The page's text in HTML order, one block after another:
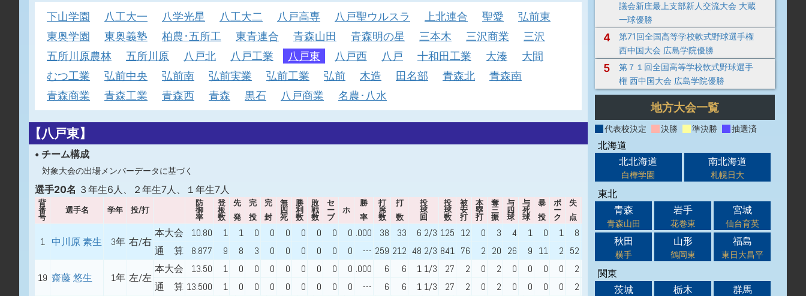
下山学園 八工大一 八学光星 八工大二 八戸高専 八戸聖ウルスラ 上北連合 聖愛
弘前東
東奥学園
東奥義塾 柏農･五所工 東青連合 青森山田 青森明の星 三本木 三沢商業
三沢
五所川原農林
五所川原 八戸北 八戸工業 八戸東 八戸西 八戸 十和田工業 大湊
大間
むつ工業
弘前中央 弘前南 弘前実業 弘前工業 弘前 木造 田名部 青森北
青森南
青森商業
青森工業 青森西 青森 黒石 八戸商業 名農･八水
【八戸東】
• チーム構成
対象大会の出場メンバーデータに基づく
選手20名 ３年生6人、２年生7人、１年生7人
背
番
号
選手名 学年 投/打
防
御
率
登
板
数
先
発
完
投
完
封
無
四
死
勝
利
数
敗
戦
数
セ
ー
ブ
ホ
勝
率
打
席
数
打
数
投
球
回
投
球
数
被
安
打
本
塁
打
奪
三
振
与
四
球
与
死
球
暴
投
ボ
ー
ク
失
点
WHIP 出身校
1 中川原 素生 3年 右/右
本大会 10.80 1 1 0 0 0 0 0 0 0 .000 38 33 6 2/3 125 12 0 3 4 1 0 1 8 2.40
八戸市立三条中学校
通 算 8.877 9 8 3 0 0 0 0 0 0 --- 259 212 48 2/3 841 76 2 20 26 9 11 2 52 2.10
19 齋藤 悠生 1年 左/左
本大会 13.50 1 0 0 0 0 0 0 0 0 .000 6 6 1 1/3 27 2 0 2 0 0 0 0 2 1.50
通 算 13.500 1 0 0 0 0 0 0 0 0 --- 6 6 1 1/3 27 2 0 2 0 0 0 0 2 1.50
議会新庄最上支部新人交流大会 大蔵
一球優勝
4
第71回全国高等学校軟式野球選手権
西中国大会 広島学院優勝
5
第７１回全国高等学校軟式野球選手
権 西中国大会 広島学院優勝
地方大会一覧
代表校決定 決勝 準決勝 抽選済
北海道
北北海道
白樺学園
南北海道
札幌日大
東北
青森
青森山田
岩手
花巻東
宮城
仙台育英
秋田
横手
山形
鶴岡東
福島
東日大昌平
関東
茨城
栃木 群馬